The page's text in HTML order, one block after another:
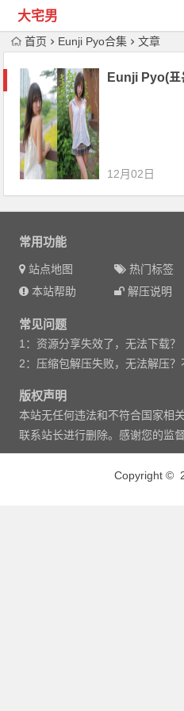
大宅男
首页 Eunji Pyo合集 文章
Eunji Pyo(표
12月02日
常用功能
站点地图 热门标签
本站帮助
解压说明
常见问题
1：资源分享失效了，无法下载？
2：压缩包解压失败，无法解压？
版权声明
本站无任何违法和不符合国家相
联系站长进行删除。感谢您的监督
Copyright ©